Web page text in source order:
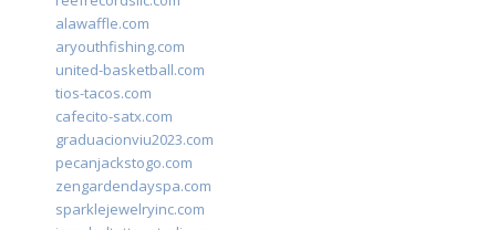
alawaffle.com
aryouthfishing.com
united-basketball.com
tios-tacos.com
cafecito-satx.com
graduacionviu2023.com
pecanjackstogo.com
zengardendayspa.com
sparklejewelryinc.com